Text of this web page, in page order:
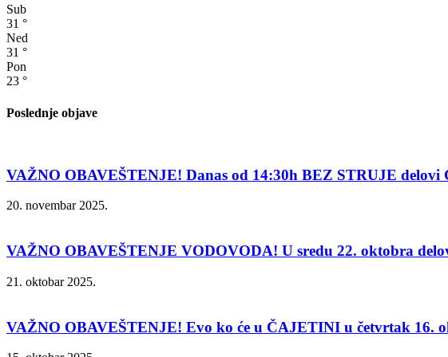
Sub
31 °
Ned
31 °
Pon
23 °
Poslednje objave
VAŽNO OBAVEŠTENJE! Danas od 14:30h BEZ STRUJE delovi
20. novembar 2025.
VAŽNO OBAVEŠTENJE VODOVODA! U sredu 22. oktobra
21. oktobar 2025.
VAŽNO OBAVEŠTENJE! Evo ko će u ČAJETINI u četvrtak 16.